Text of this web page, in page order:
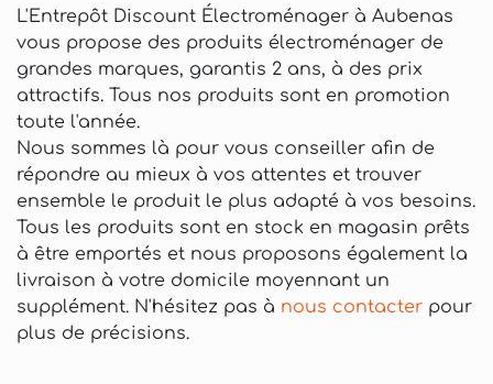
L'Entrepôt Discount Électroménager à Aubenas
vous propose des produits électroménager de
grandes marques, garantis 2 ans, à des prix
attractifs. Tous nos produits sont en promotion
toute l'année.
Nous sommes là pour vous conseiller afin de
répondre au mieux à vos attentes et trouver
ensemble le produit le plus adapté à vos besoins.
Tous les produits sont en stock en magasin prêts
à être emportés et nous proposons également la
livraison à votre domicile moyennant un
supplément. N'hésitez pas à nous contacter pour
plus de précisions.